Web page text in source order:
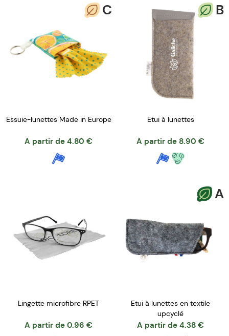
C
Essuie-lunettes Made in Europe
A partir de 4.80 €
B
Etui à lunettes
A partir de 8.90 €
Lingette microfibre RPET
A partir de 0.96 €
A
Etui à lunettes en textile
upcyclé
A partir de 4.38 €